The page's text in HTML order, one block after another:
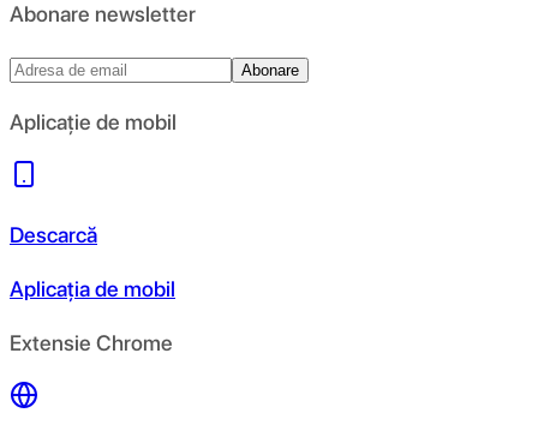
Abonare newsletter
Abonare
Aplicație de mobil
Descarcă
Aplicația de mobil
Extensie Chrome